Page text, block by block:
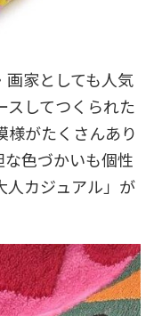
家としても人気
スしてつくられた
様がたくさんあり
な色づかいも個性
人カジュアル」が